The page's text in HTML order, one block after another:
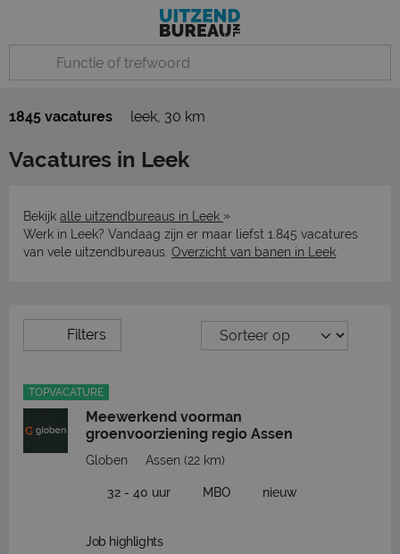
1845 vacatures leek, 30 km
Vacatures in Leek
Bekijk alle uitzendbureaus in Leek »
Werk in Leek? Vandaag zijn er maar liefst 1.845 vacatures
van vele uitzendbureaus. Overzicht van banen in Leek
Filters
TOPVACATURE
Meewerkend voorman
groenvoorziening regio Assen
Globen Assen (22 km)
32 - 40 uur MBO nieuw
Job highlights